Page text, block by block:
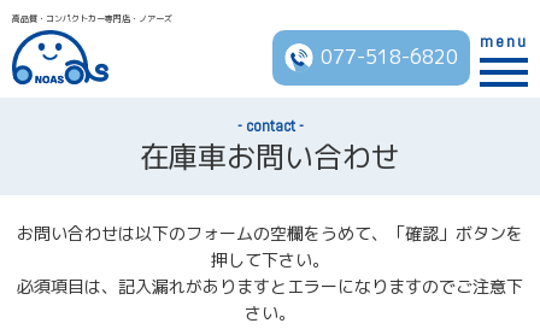
高品質・コンパクトカー専門店・ノアーズ
077-518-6820
menu
contact
在庫車お問い合わせ
お問い合わせは以下のフォームの空欄をうめて、「確認」ボタンを
押して下さい。
必須項目は、記入漏れがありますとエラーになりますのでご注意下
さい。